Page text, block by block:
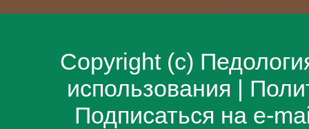
Copyright (c)
использования |
Подписаться на e-